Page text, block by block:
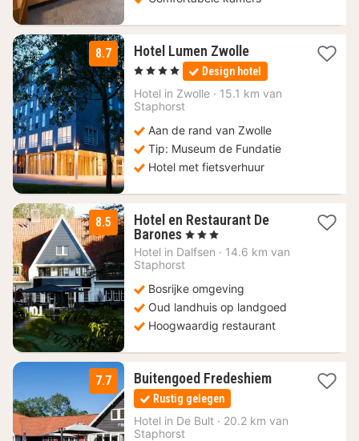
8.7 Hotel Lumen Zwolle1
nacht
vanaf
144
, 4 Sterren Design hotel
Hotel in Zwolle · 15.1 km van
Staphorst
Aan de rand van Zwolle
Tip: Museum de Fundatie
Hotel met fietsverhuur
8.5
Hotel en Restaurant De
Barones 2
nachten
vanaf
€
, 3 Sterren
Hotel in Dalfsen · 14.6 km van
Staphorst
Bosrijke omgeving
Oud landhuis op landgoed
Hoogwaardig restaurant
7.7 Buitengoed Fredeshiem1
114
Rustig gelegen
Hotel in De Bult · 20.2 km van
Staphorst